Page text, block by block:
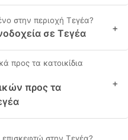
στην περιοχή Τεγέα?
σε Τεγέα +
προς τα κατοικίδια
προς τα
+